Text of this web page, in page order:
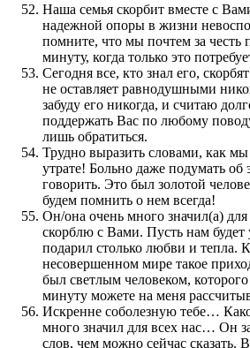
Наша семья скорбит вместе с
надежной опоры в жизни
помните, что мы почтем за
минуту, когда только это
Сегодня все, кто знал его,
не оставляет равнодушными
забуду его никогда, и считаю
поддержать Вас по любому
лишь обратиться.
Трудно выразить словами, как
утрате! Больно даже подумать об
говорить. Это был золотой
будем помнить о нем всегда!
Он/она очень много значил(а)
скорблю с Вами. Пусть нам будет
подарил столько любви и тепла.
несовершенном мире такое
был светлым человеком,
минуту можете на меня
Искренне соболезную тебе…
много значил для всех нас… Он
слов, чем можно сейчас сказать.